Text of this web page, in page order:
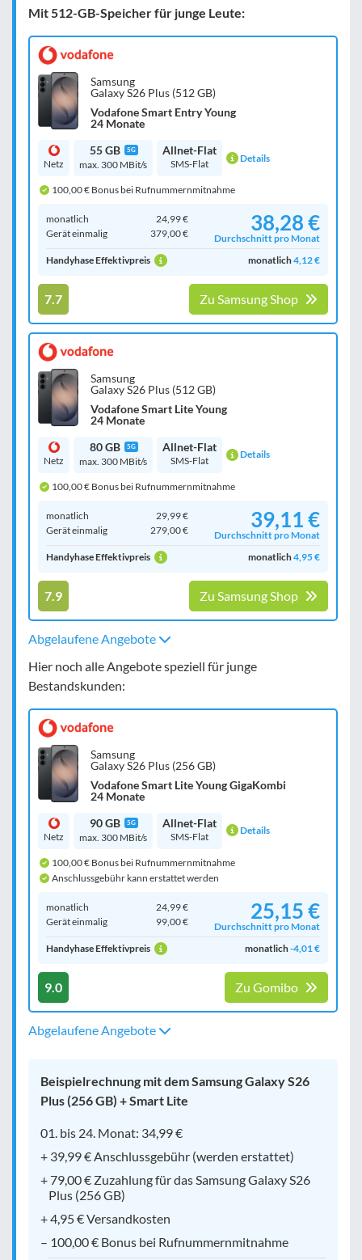
Mit 512-GB-Speicher für junge Leute:
Samsung
Galaxy S26 Plus (512 GB)
Vodafone Smart Entry Young
24 Monate
Netz
55 GB 5G
max. 300 MBit/s
Allnet-Flat
SMS-Flat Details
100,00 € Bonus bei Rufnummernmitnahme
monatlich
24,99 €
Gerät einmalig
379,00 € 38,28 €
Durchschnitt pro Monat
Handyhase Effektivpreis
monatlich4,12 €
7.7 Zu Samsung Shop
Samsung
Galaxy S26 Plus (512 GB)
Vodafone Smart Lite Young
24 Monate
Netz
80 GB 5G
max. 300 MBit/s
Allnet-Flat
SMS-Flat Details
100,00 € Bonus bei Rufnummernmitnahme
monatlich
29,99 €
Gerät einmalig
279,00 € 39,11 €
Durchschnitt pro Monat
Handyhase Effektivpreis
monatlich4,95 €
7.9 Zu Samsung Shop
Abgelaufene Angebote
Hier noch alle Angebote speziell für junge
Bestandskunden:
Samsung
Galaxy S26 Plus (256 GB)
Vodafone Smart Lite Young GigaKombi
24 Monate
Netz
90 GB 5G
max. 300 MBit/s
Allnet-Flat
SMS-Flat Details
100,00 € Bonus bei Rufnummernmitnahme
Anschlussgebühr kann erstattet werden
monatlich
24,99 €
Gerät einmalig
99,00 € 25,15 €
Durchschnitt pro Monat
Handyhase Effektivpreis
monatlich-4,01 €
9.0 Zu Gomibo
Abgelaufene Angebote
Beispielrechnung mit dem Samsung Galaxy S26
Plus (256 GB) + Smart Lite
01. bis 24. Monat: 34,99 €
+ 39,99 € Anschlussgebühr (werden erstattet)
+ 79,00 € Zuzahlung für das Samsung Galaxy S26
Plus (256 GB)
+ 4,95 € Versandkosten
– 100,00 € Bonus bei Rufnummernmitnahme